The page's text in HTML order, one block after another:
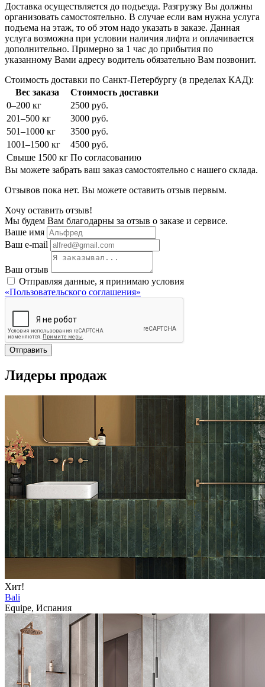
Доставка осуществляется до подъезда. Разгрузку Вы должны
организовать самостоятельно. В случае если вам нужна услуга
подъема на этаж, то об этом надо указать в заказе. Данная
услуга возможна при условии наличия лифта и оплачивается
дополнительно. Примерно за 1 час до прибытия по
указанному Вами адресу водитель обязательно Вам позвонит.
Стоимость доставки по Санкт-Петербургу (в пределах КАД):
Вес заказа
Стоимость доставки
0–200 кг
2500 руб.
201–500 кг
3000 руб.
501–1000 кг
3500 руб.
1001–1500 кг
4500 руб.
Свыше 1500 кг По согласованию
Вы можете забрать ваш заказ самостоятельно с нашего склада.
Отзывов пока нет. Вы можете оставить отзыв первым.
Хочу оставить отзыв!
Мы будем Вам благодарны за отзыв о заказе и сервисе.
Ваше имя
Ваш e-mail
Ваш отзыв
Отправляя данные, я принимаю условия
«Пользовательского соглашения»
Отправить
Лидеры продаж
Хит!
Bali
Equipe, Испания